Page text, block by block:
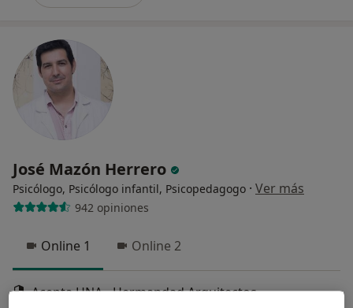
José Mazón Herrero
Psicólogo, Psicólogo infantil, Psicopedagogo · Ver más
942 opiniones
Online 1 Online 2
Acepta HNA - Hermandad Arquitectos